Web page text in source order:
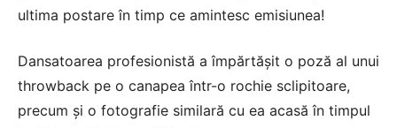
ultima postare în timp ce amintesc emisiunea!
Dansatoarea profesionistă a împărtășit o poză al unui
throwback pe o canapea într-o rochie sclipitoare,
precum și o fotografie similară cu ea acasă în timpul